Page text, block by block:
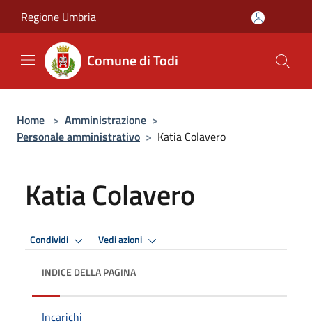
Regione Umbria
Comune di Todi
Home > Amministrazione >
Personale amministrativo > Katia Colavero
Katia Colavero
Condividi Vedi azioni
INDICE DELLA PAGINA
Incarichi